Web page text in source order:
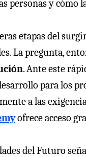
personas y cómo
etapas del
La pregunta,
. Ante este
para los
a las
ofrece acceso
del Futuro